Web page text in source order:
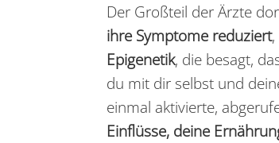
Der Großteil der Ärzte
ihre Symptome reduziert
Epigenetik, die besagt,
du mit dir selbst und
einmal aktivierte,
Einflüsse, deine